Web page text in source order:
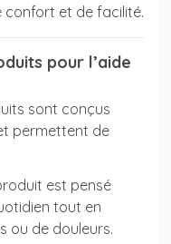
confort et de facilité.
pour l’aide
sont conçus
permettent de
est pensé
tout en
ou de douleurs.